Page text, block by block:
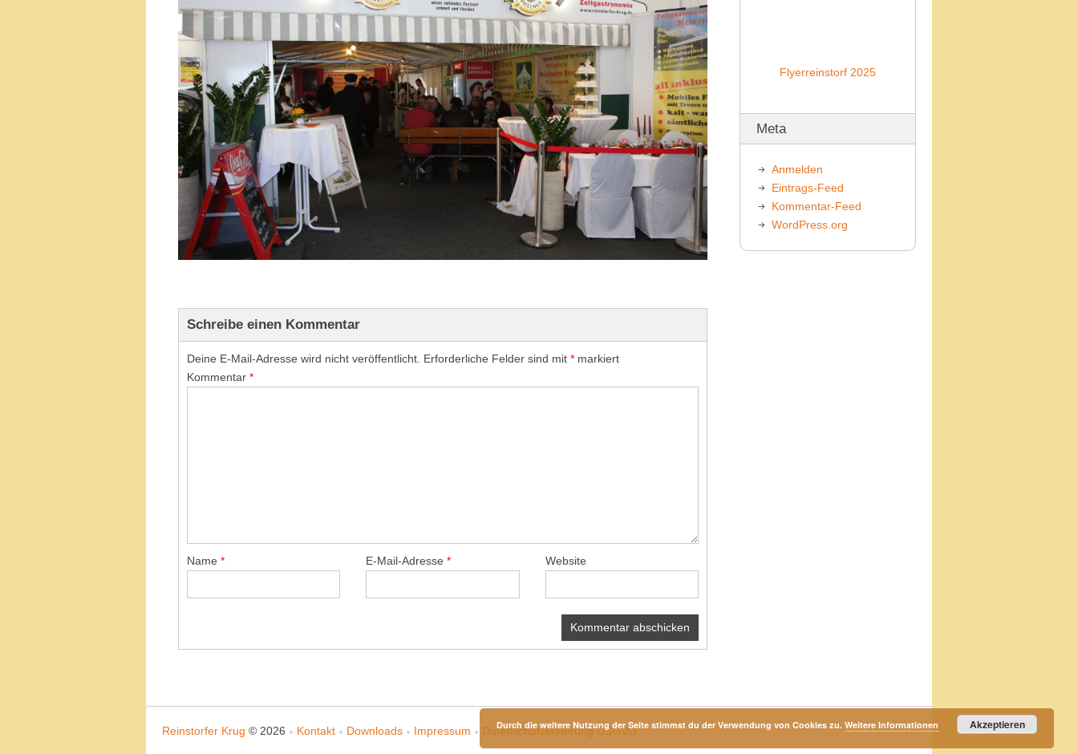
Schreibe einen Kommentar
Deine E-Mail-Adresse wird nicht veröffentlicht. Erforderliche Felder sind mit * markiert
Kommentar *
Name * E-Mail-Adresse* Website
Flyerreinstorf 2025
Meta
Anmelden
Eintrags-Feed
Kommentar-Feed
WordPress.org
Reinstorfer Krug © 2026 Kontakt Downloads Impressum Datenschutzerklärung DSGVO
Durch die weitere Nutzung der Seite stimmst du der Verwendung von Cookies zu. Weitere Informationen Akzeptieren